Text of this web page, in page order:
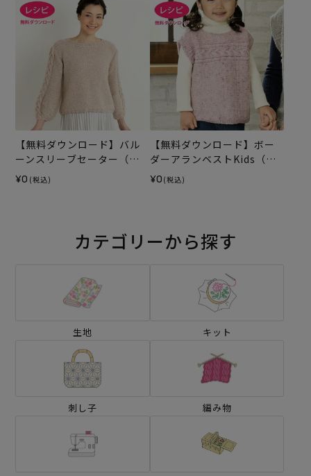
【無料ダウンロード】バル
ーンスリーブセーター（レ
シピ）
¥0 (税込)
【無料ダウンロード】ボー
ダーアランベストKids（レ
シピ）
¥0 (税込)
カテゴリーから探す
生地 キット
刺し子 編み物